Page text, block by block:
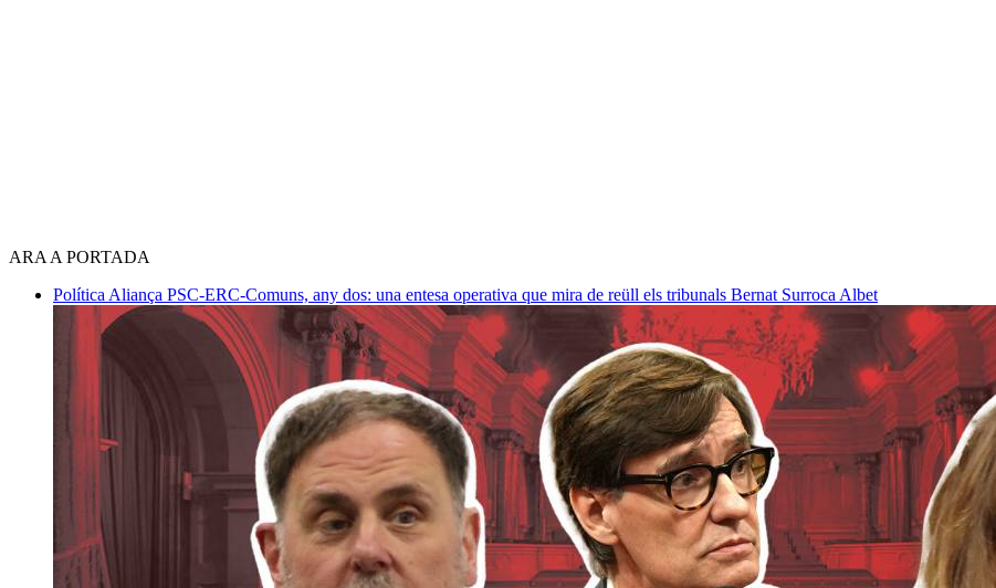
ARA A PORTADA
Política Aliança PSC-ERC-Comuns, any dos: una entesa operativa que mira de reüll els tribunals Bernat Surroca Albet